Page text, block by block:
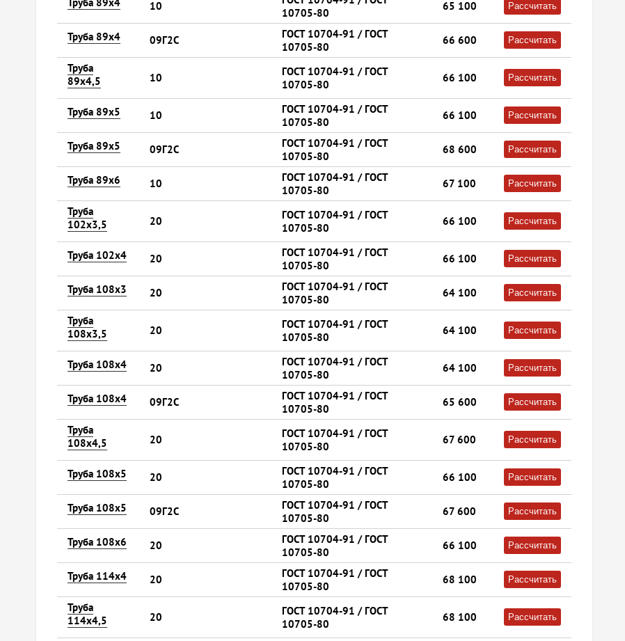
10
10705-80
65 100 Рассчитать
Труба 89х4 09Г2С
ГОСТ 10704-91 / ГОСТ
10705-80
66 600 Рассчитать
Труба
89х4,5
10
ГОСТ 10704-91 / ГОСТ
10705-80
66 100 Рассчитать
Труба 89х5 10
ГОСТ 10704-91 / ГОСТ
10705-80
66 100 Рассчитать
Труба 89х5 09Г2С
ГОСТ 10704-91 / ГОСТ
10705-80
68 600 Рассчитать
Труба 89х6 10
ГОСТ 10704-91 / ГОСТ
10705-80
67 100 Рассчитать
Труба
102х3,5
20
ГОСТ 10704-91 / ГОСТ
10705-80
66 100 Рассчитать
Труба 102х4 20
ГОСТ 10704-91 / ГОСТ
10705-80
66 100 Рассчитать
Труба 108х3 20
ГОСТ 10704-91 / ГОСТ
10705-80
64 100 Рассчитать
Труба
108х3,5
20
ГОСТ 10704-91 / ГОСТ
10705-80
64 100 Рассчитать
Труба 108х4 20
ГОСТ 10704-91 / ГОСТ
10705-80
64 100 Рассчитать
Труба 108х4 09Г2С
ГОСТ 10704-91 / ГОСТ
10705-80
65 600 Рассчитать
Труба
108х4,5
20
ГОСТ 10704-91 / ГОСТ
10705-80
67 600 Рассчитать
Труба 108х5 20
ГОСТ 10704-91 / ГОСТ
10705-80
66 100 Рассчитать
Труба 108х5 09Г2С
ГОСТ 10704-91 / ГОСТ
10705-80
67 600 Рассчитать
Труба 108х6 20
ГОСТ 10704-91 / ГОСТ
10705-80
66 100 Рассчитать
Труба 114х4 20
ГОСТ 10704-91 / ГОСТ
10705-80
68 100 Рассчитать
Труба
114х4,5
20
ГОСТ 10704-91 / ГОСТ
10705-80
68 100 Рассчитать